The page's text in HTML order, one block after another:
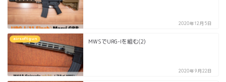
2020年12月5日
airsoftgun MWSでURG-Iを組む(2)
2020年9月22日